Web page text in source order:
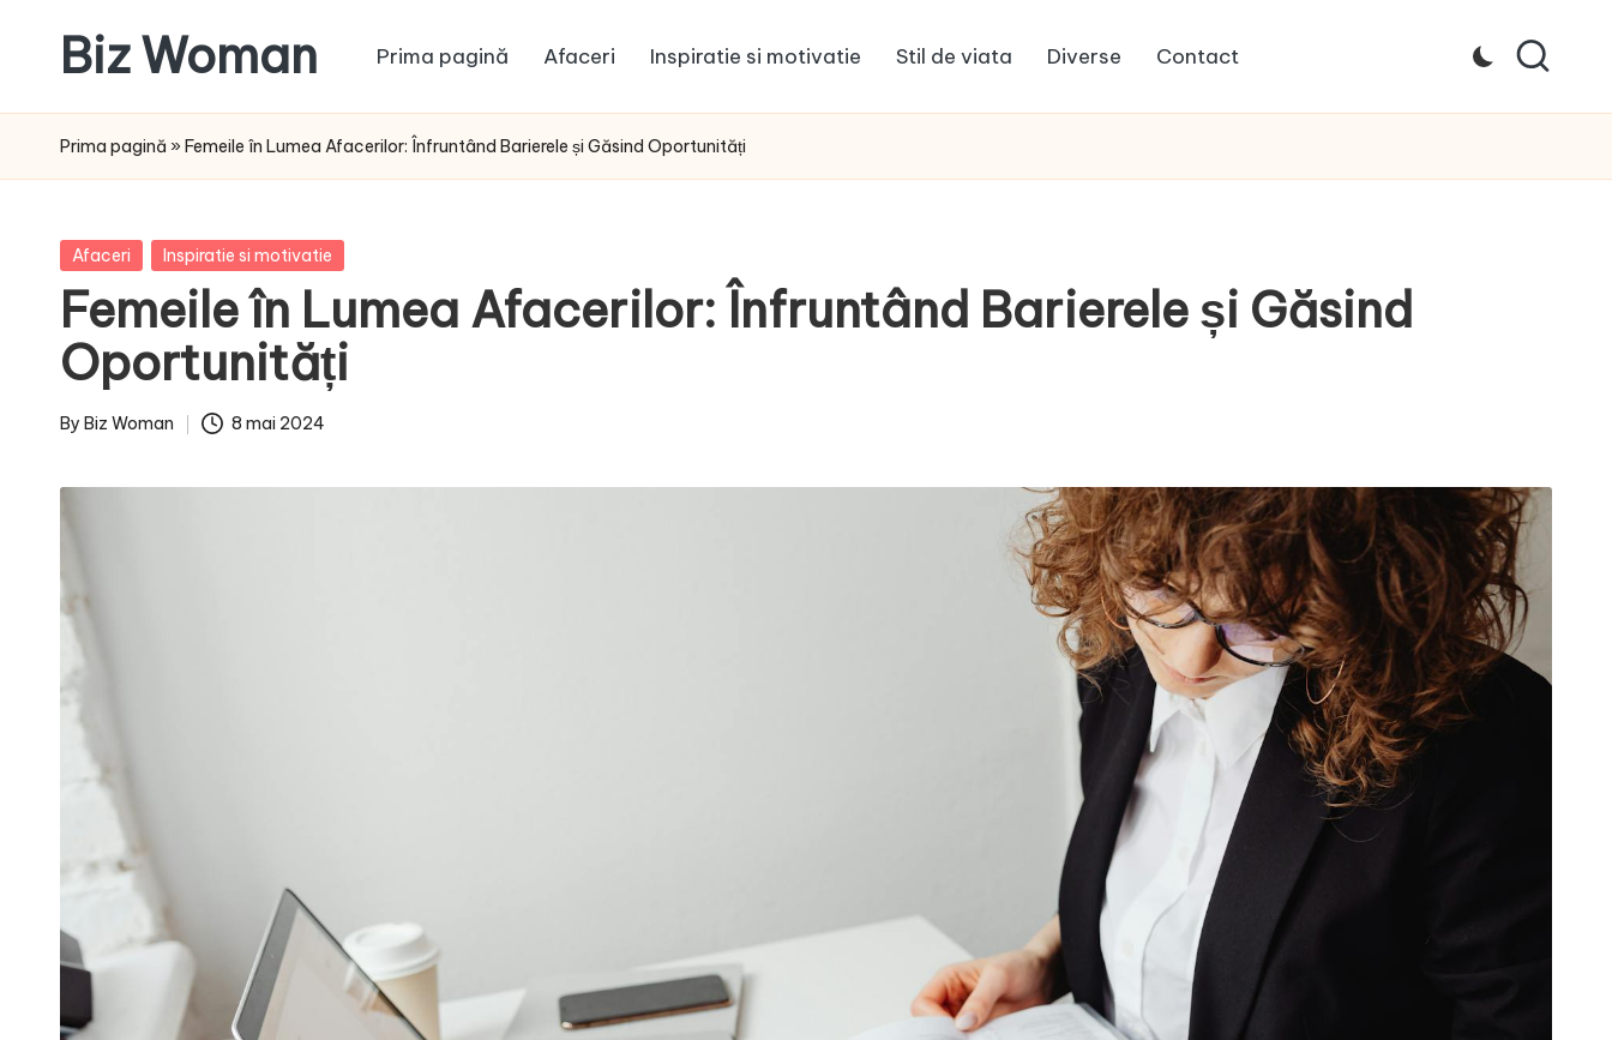
content
Biz Woman
ta,
succesul
Prima pagină Afaceri Inspiratie si motivatie Stil de viata Diverse Contact
Prima pagină » Femeile în Lumea Afacerilor: Înfruntând Barierele și Găsind Oportunități
Posted
Afaceri Inspiratie si motivatie
Femeile în Lumea Afacerilor: Înfruntând Barierele și Găsind
Oportunități
Posted
By Biz Woman 8 mai 2024